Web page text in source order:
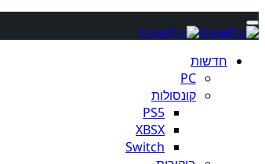
חדשות
PC
קונסולות
PS5
XBSX
Switch